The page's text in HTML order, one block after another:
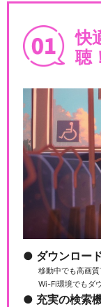
快
聴
ダウンロー
移動中でも高画
Wi-Fi環境でもダ
充実の検索